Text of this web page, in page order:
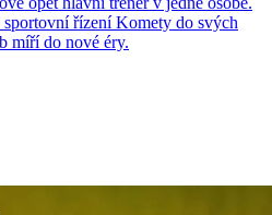
řízení Komety do svých
míří do nové éry.